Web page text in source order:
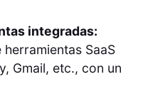
integradas:
SaaS
Gmail, etc., con un